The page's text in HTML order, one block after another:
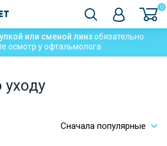
0
или сменой линзобязательно
осмотр у офтальмолога
уходу
Сначала популярные